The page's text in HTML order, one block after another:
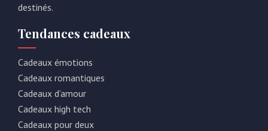
destinés.
Tendances cadeaux
Cadeaux émotions
Cadeaux romantiques
Cadeaux d’amour
Cadeaux high tech
Cadeaux pour deux